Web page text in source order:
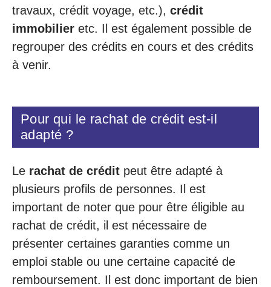
travaux, crédit voyage, etc.), crédit
immobilier etc. Il est également possible de
regrouper des crédits en cours et des crédits
à venir.
Pour qui le rachat de crédit est-il
adapté ?
Le rachat de crédit peut être adapté à
plusieurs profils de personnes. Il est
important de noter que pour être éligible au
rachat de crédit, il est nécessaire de
présenter certaines garanties comme un
emploi stable ou une certaine capacité de
remboursement. Il est donc important de bien